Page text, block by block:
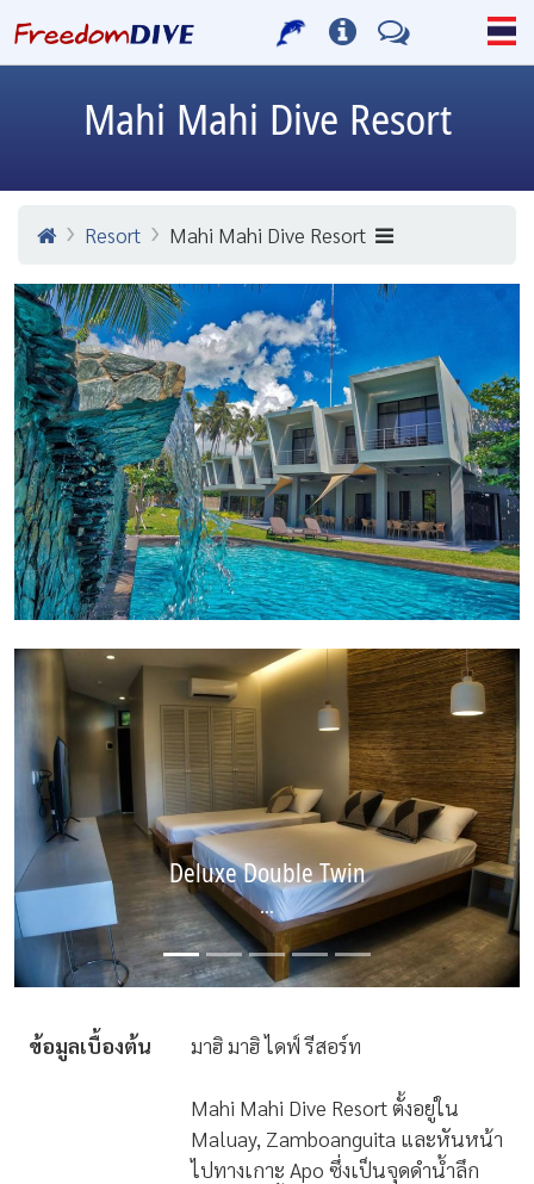
Mahi Mahi Dive Resort
Resort Mahi Mahi Dive Resort
Deluxe Double Twin
...
ข้อมูลเบื้องต้น มาฮิ มาฮิ ไดฟ์ รีสอร์ท
Mahi Mahi Dive Resort ตั้งอยู่ใน
Maluay, Zamboanguita และหันหน้า
ไปทางเกาะ Apo ซึ่งเป็นจุดดำน้ำลึก